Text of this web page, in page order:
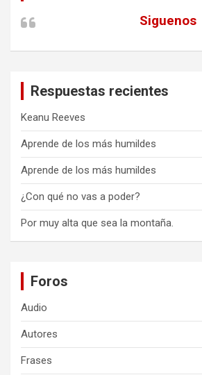
Siguenos
Respuestas recientes
Keanu Reeves
Aprende de los más humildes
Aprende de los más humildes
¿Con qué no vas a poder?
Por muy alta que sea la montaña.
Foros
Audio
Autores
Frases